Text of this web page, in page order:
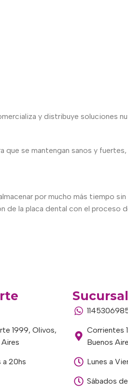
y distribuye soluciones
que se mantengan sanos y
por mucho más tiempo
de la placa dental con el proceso
1999, Olivos,
a 20hs
Corrientes
Buenos
Lunes a
Sábados